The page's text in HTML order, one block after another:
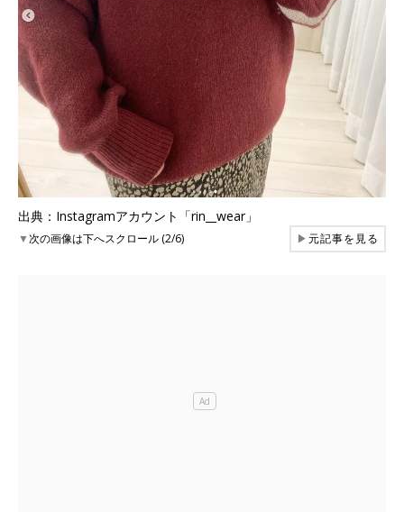
出典：Instagramアカウント「rin__wear」
▼次の画像は下へスクロール (2/6) ▶元記事を見る